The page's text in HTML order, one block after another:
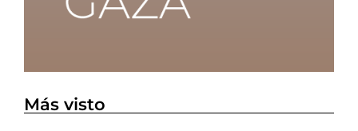
Más visto